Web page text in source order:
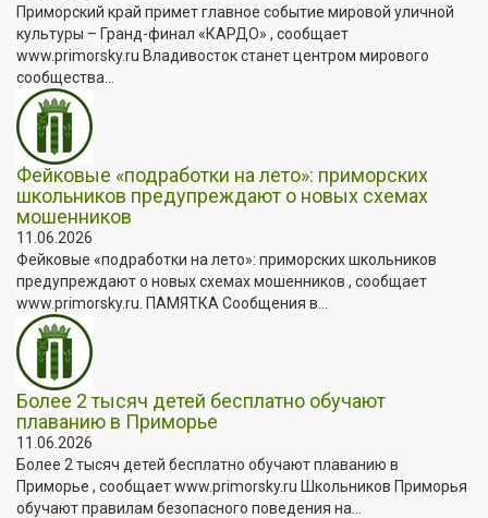
Приморский край примет главное событие мировой уличной
культуры – Гранд-финал «КАРДО» , сообщает
www.primorsky.ru Владивосток станет центром мирового
сообщества...
Фейковые «подработки на лето»: приморских
школьников предупреждают о новых схемах
мошенников
11.06.2026
Фейковые «подработки на лето»: приморских школьников
предупреждают о новых схемах мошенников , сообщает
www.primorsky.ru. ПАМЯТКА Сообщения в...
Более 2 тысяч детей бесплатно обучают
плаванию в Приморье
11.06.2026
Более 2 тысяч детей бесплатно обучают плаванию в
Приморье , сообщает www.primorsky.ru Школьников Приморья
обучают правилам безопасного поведения на...